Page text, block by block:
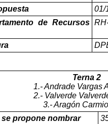
01/
de Recursos
Terna 2
1.- Andrade Vargas
2.- Valverde
3.- Aragón
propone nombrar